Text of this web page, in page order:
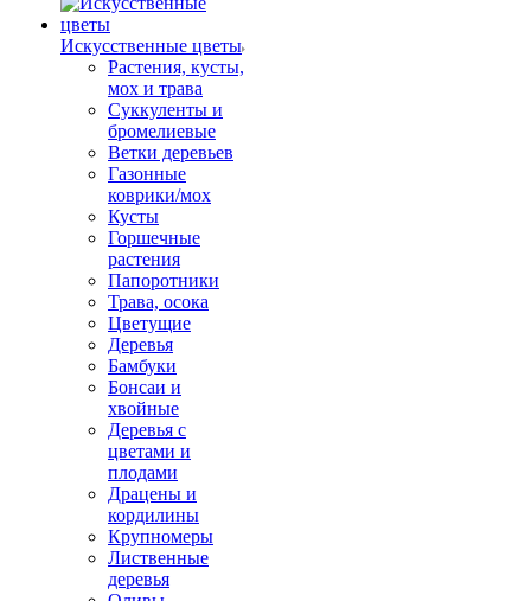
Искусственные цветы
Растения, кусты,
мох и трава
Суккуленты и
бромелиевые
Ветки деревьев
Газонные
коврики/мох
Кусты
Горшечные
растения
Папоротники
Трава, осока
Цветущие
Деревья
Бамбуки
Бонсаи и
хвойные
Деревья с
цветами и
плодами
Драцены и
кордилины
Крупномеры
Лиственные
деревья